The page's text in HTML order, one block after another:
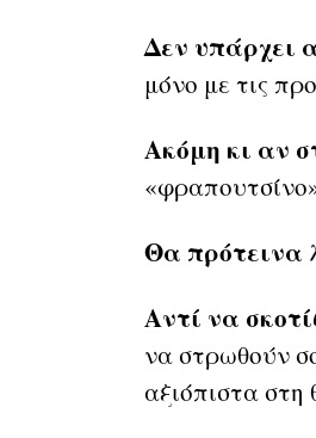
Δεν υπάρχει
μόνο με τις
Ακόμη κι αν
Θα πρότεινα
Αντί να
να στρωθούν
αξιόπιστα στη